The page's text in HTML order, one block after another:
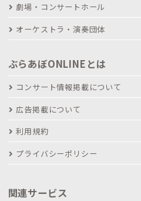
劇場・コンサートホール
オーケストラ・演奏団体
ぶらあぼONLINEとは
コンサート情報掲載について
広告掲載について
利用規約
プライバシーポリシー
関連サービス